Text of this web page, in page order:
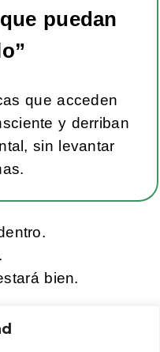
puedan
”
que acceden
y derriban
sin levantar
bien.